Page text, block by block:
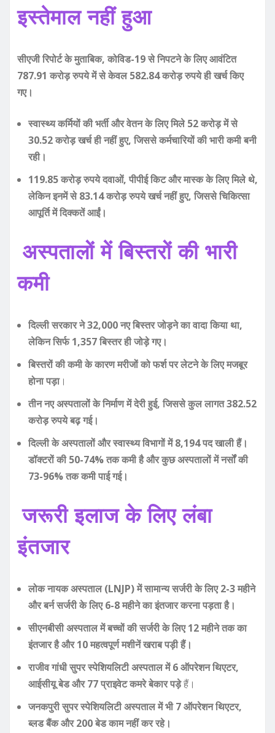
इस्तेमाल नहीं हुआ
सीएजी रिपोर्ट के मुताबिक, कोविड-19 से निपटने के लिए आवंटित
787.91 करोड़ रुपये में से केवल 582.84 करोड़ रुपये ही खर्च किए
गए।
स्वास्थ्य कर्मियों की भर्ती और वेतन के लिए मिले 52 करोड़ में से
30.52 करोड़ खर्च ही नहीं हुए, जिससे कर्मचारियों की भारी कमी बनी
रही।
119.85 करोड़ रुपये दवाओं, पीपीई किट और मास्क के लिए मिले थे,
लेकिन इनमें से 83.14 करोड़ रुपये खर्च नहीं हुए, जिससे चिकित्सा
आपूर्ति में दिक्कतें आईं।
अस्पतालों में बिस्तरों की भारी
कमी
दिल्ली सरकार ने 32,000 नए बिस्तर जोड़ने का वादा किया था,
लेकिन सिर्फ 1,357 बिस्तर ही जोड़े गए।
बिस्तरों की कमी के कारण मरीजों को फर्श पर लेटने के लिए मजबूर
होना पड़ा।
तीन नए अस्पतालों के निर्माण में देरी हुई, जिससे कुल लागत 382.52
करोड़ रुपये बढ़ गई।
दिल्ली के अस्पतालों और स्वास्थ्य विभागों में 8,194 पद खाली हैं।
डॉक्टरों की 50-74% तक कमी है और कुछ अस्पतालों में नर्सों की
73-96% तक कमी पाई गई।
जरूरी इलाज के लिए लंबा
इंतजार
लोक नायक अस्पताल (LNJP) में सामान्य सर्जरी के लिए 2-3 महीने
और बर्न सर्जरी के लिए 6-8 महीने का इंतजार करना पड़ता है।
सीएनबीसी अस्पताल में बच्चों की सर्जरी के लिए 12 महीने तक का
इंतजार है और 10 महत्वपूर्ण मशीनें खराब पड़ी हैं।
राजीव गांधी सुपर स्पेशियलिटी अस्पताल में 6 ऑपरेशन थिएटर,
आईसीयू बेड और 77 प्राइवेट कमरे बेकार पड़ेहैं।
जनकपुरी सुपर स्पेशियलिटी अस्पताल में भी 7 ऑपरेशन थिएटर,
ब्लड बैंक और 200 बेड काम नहीं कर रहे।